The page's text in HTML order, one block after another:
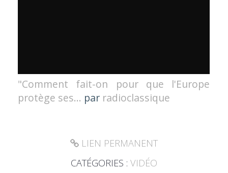
"Comment fait-on pour que l'Europe
protège ses... par radioclassique
LIEN PERMANENT
CATÉGORIES : VIDÉO